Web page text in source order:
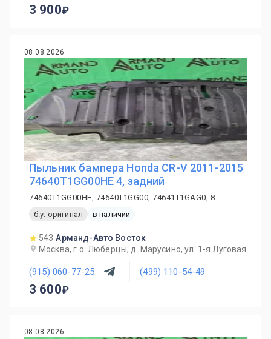
3 900
08.08.2026
Пыльник бампера Honda CR-V 2011-2015
74640T1GG00HE 4, задний
74640T1GG00HE, 74640T1GG00, 74641T1GAG0, 8
б.у. оригинал
в наличии
543 Арманд-Авто Восток
Москва, г.о. Люберцы, д. Марусино, ул. 1-я Луговая
(915) 060-77-25 (499) 110-54-49
3 600
08.08.2026